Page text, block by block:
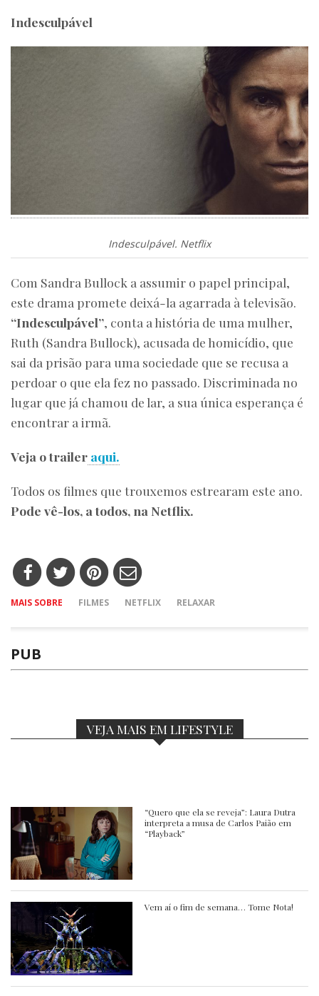
Indesculpável
Indesculpável. Netflix
Com Sandra Bullock a assumir o papel principal,
este drama promete deixá-la agarrada à televisão.
“Indesculpável”, conta a história de uma mulher,
Ruth (Sandra Bullock), acusada de homicídio, que
sai da prisão para uma sociedade que se recusa a
perdoar o que ela fez no passado. Discriminada no
lugar que já chamou de lar, a sua única esperança é
encontrar a irmã.
Veja o trailer aqui.
Todos os filmes que trouxemos estrearam este ano.
Pode vê-los, a todos, na Netflix.
MAIS SOBRE FILMES NETFLIX RELAXAR
PUB
VEJA MAIS EM LIFESTYLE
“Quero que ela se reveja”: Laura Dutra
interpreta a musa de Carlos Paião em
“Playback”
Vem aí o fim de semana… Tome Nota!